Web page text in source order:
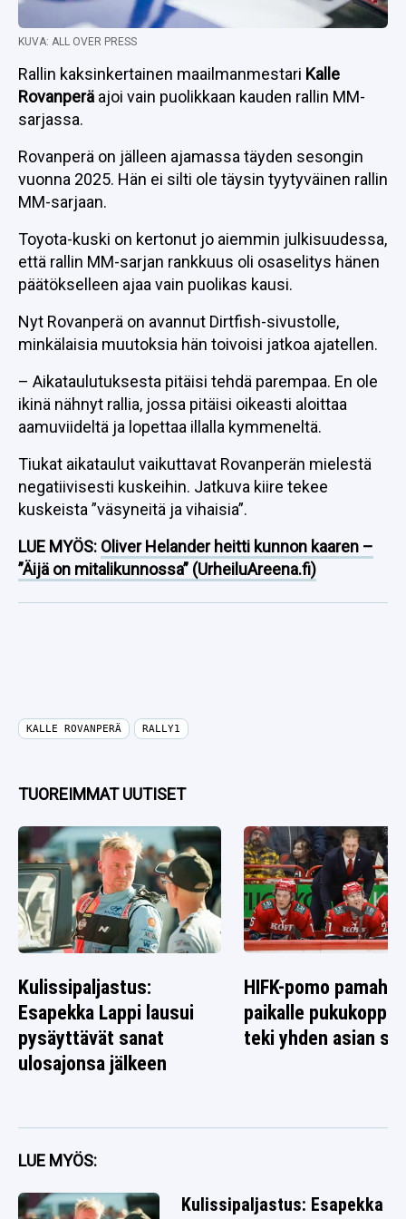
KUVA: ALL OVER PRESS
Rallin kaksinkertainen maailmanmestari Kalle
Rovanperä ajoi vain puolikkaan kauden rallin MM-
sarjassa.
Rovanperä on jälleen ajamassa täyden sesongin
vuonna 2025. Hän ei silti ole täysin tyytyväinen rallin
MM-sarjaan.
Toyota-kuski on kertonut jo aiemmin julkisuudessa,
että rallin MM-sarjan rankkuus oli osaselitys hänen
päätökselleen ajaa vain puolikas kausi.
Nyt Rovanperä on avannut Dirtfish-sivustolle,
minkälaisia muutoksia hän toivoisi jatkoa ajatellen.
– Aikataulutuksesta pitäisi tehdä parempaa. En ole
ikinä nähnyt rallia, jossa pitäisi oikeasti aloittaa
aamuviideltä ja lopettaa illalla kymmeneltä.
Tiukat aikataulut vaikuttavat Rovanperän mielestä
negatiivisesti kuskeihin. Jatkuva kiire tekee
kuskeista ”väsyneitä ja vihaisia”.
LUE MYÖS: Oliver Helander heitti kunnon kaaren –
”Äijä on mitalikunnossa” (UrheiluAreena.fi)
KALLE ROVANPERÄ RALLY1
TUOREIMMAT UUTISET
Kulissipaljastus:
Esapekka Lappi lausui
pysäyttävät sanat
ulosajonsa jälkeen
HIFK-pomo pamahti
paikalle
teki yhden asian
LUE MYÖS:
Kulissipaljastus: Esapekka